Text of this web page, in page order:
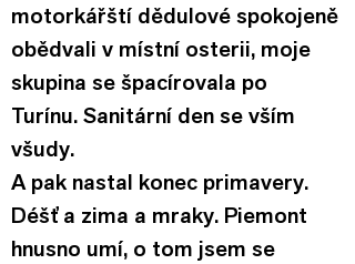
motorkářští dědulové spokojeně
obědvali v místní osterii, moje
skupina se špacírovala po
Turínu. Sanitární den se vším
všudy.
A pak nastal konec primavery.
Déšť a zima a mraky. Piemont
hnusno umí, o tom jsem se